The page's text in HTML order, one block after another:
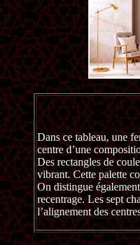
Dans ce tableau, une
centre d’une
Des rectangles de
vibrant. Cette palette
On distingue
recentrage. Les sept
l’alignement des